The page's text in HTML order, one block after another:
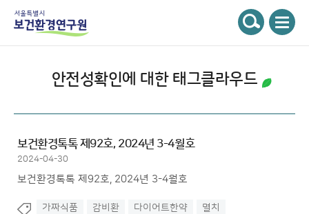
검색
안전성확인에 대한 태그클라우드
보건환경톡톡 제92호, 2024년 3-4월호
2024-04-30
보건환경톡톡 제92호, 2024년 3-4월호
가짜식품 감비환 다이어트한약
멸치